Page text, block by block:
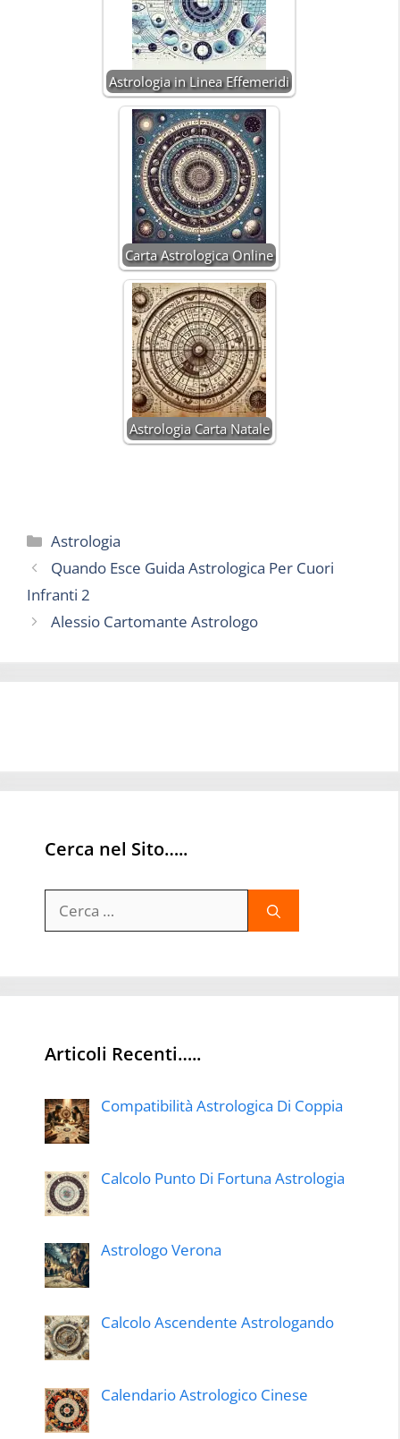
Astrologia in Linea Effemeridi
Carta Astrologica Online
Astrologia Carta Natale
Categorie
Astrologia
Quando Esce Guida Astrologica Per Cuori
Infranti 2
Alessio Cartomante Astrologo
Cerca nel Sito…..
per:
Articoli Recenti…..
Compatibilità Astrologica Di Coppia
Calcolo Punto Di Fortuna Astrologia
Astrologo Verona
Calcolo Ascendente Astrologando
Calendario Astrologico Cinese